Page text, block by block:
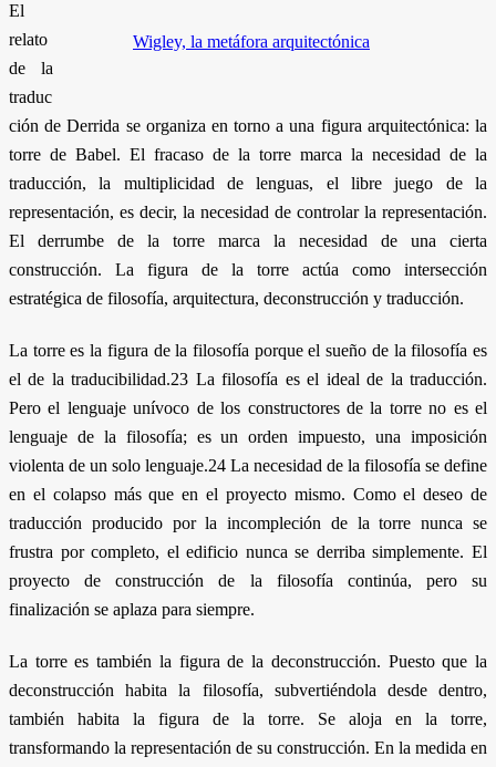
Wigley, la metáfora arquitectónica
El
relato
de la
traduc
ción de Derrida se organiza en torno a una figura arquitectónica: la
torre de Babel. El fracaso de la torre marca la necesidad de la
traducción, la multiplicidad de lenguas, el libre juego de la
representación, es decir, la necesidad de controlar la representación.
El derrumbe de la torre marca la necesidad de una cierta
construcción. La figura de la torre actúa como intersección
estratégica de filosofía, arquitectura, deconstrucción y traducción.
La torre es la figura de la filosofía porque el sueño de la filosofía es
el de la traducibilidad.23 La filosofía es el ideal de la traducción.
Pero el lenguaje unívoco de los constructores de la torre no es el
lenguaje de la filosofía; es un orden impuesto, una imposición
violenta de un solo lenguaje.24 La necesidad de la filosofía se define
en el colapso más que en el proyecto mismo. Como el deseo de
traducción producido por la incompleción de la torre nunca se
frustra por completo, el edificio nunca se derriba simplemente. El
proyecto de construcción de la filosofía continúa, pero su
finalización se aplaza para siempre.
La torre es también la figura de la deconstrucción. Puesto que la
deconstrucción habita la filosofía, subvertiéndola desde dentro,
también habita la figura de la torre. Se aloja en la torre,
transformando la representación de su construcción. En la medida en